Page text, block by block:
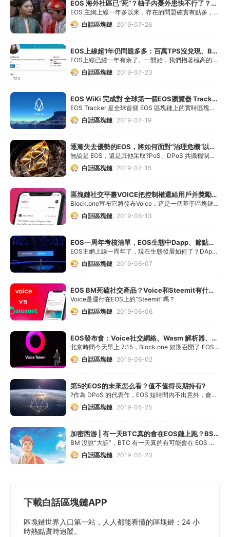
EOS 海外社區已“死”？柚子內憂外患快不行了？別急，或許沒你想的那么弱
EOS 主網上線一年多以來，存在的問題確實有點多，目前可以說是“內憂外患”導致很多人認為它可能很快會跌破市值前十。
白話區塊鏈 2019-07-26
EOS上線超1年仍問題多多：百萬TPS沒兌現、B1成了家族企業、推廣不力、炒冷飯
EOS上線已經一年有余了。一開始，我們抱著極高的期望，認為EOS能做出一番成績。然而，最近發生了很多事，讓我們對EOS的種種作為十分失望。如果任由事情繼續這樣下去，EOS前
白話區塊鏈 2019-07-23
EOS WiKi 完成對 全球第一個EOS瀏覽器 Tracker.io 的收購
EOS Tracker 是全球首個 EOS 區塊鏈上的實時區塊瀏覽器。
白話區塊鏈 2019-07-19
逐漸失去優勢的EOS，將如何面對“治理危機”以防跌出TOP10？
無論是 EOS，還是其他采取?PoS、DPoS 共識機制的公鏈，甚至是 PoW 最終都會面臨資源過于集中的問題。
白話區塊鏈 2019-07-15
區塊鏈社交平臺VOICE把控制權還給用戶并獎勵用戶
Block.one宣布它將發布Voice，這是一個基于區塊鏈的社交媒體應用，該應用是基于該平臺用戶(的需求)設計的。
白話區塊鏈 2019-06-13
EOS一周年考核清單，EOS生態中Dapp、節點、資源和安全問題，你打幾分？
EOS主網上線一周年了，現在生態發展如何了？DApp與節點現狀，資源問題解決了嗎?一共發生了多少安全事件？
白話區塊鏈 2019-06-07
EOS BM死磕社交產品？Voice和Steemit有什么區別？| 白話區塊鏈入門138
Voice是運行在EOS上的“Steemit”嗎？
白話區塊鏈 2019-06-06
EOS發布會：Voice社交網絡、Wasm 解析器、Yubico Key硬件私鑰
北京時間今天早上 7:15，Block.one 如期召開了 EOS 年度新產品發布會。發布會結束后，整個 EOS 社區炸開了鍋，議論紛紛，褒貶不一。
白話區塊鏈 2019-06-02
第5的EOS的未來怎么看？值不值得長期持有?
?作為 DPoS 的代表作，EOS 短時間內不出意外，會穩居前十。
白話區塊鏈 2019-05-25
加密西游 | 有一天BTC真的會在EOS鏈上跑？BSV為何暴走？
BM 沒說“大話”，BTC 有一天真的有可能會在 EOS 鏈上運行！想知道為什么？以及澳本聰（CSW）的事情為何備受關注？
白話區塊鏈 2019-05-23
下載白話區塊鏈APP
區塊鏈世界入口第一站，人人都能看懂的區塊鏈；24 小
時熱點實時追蹤。